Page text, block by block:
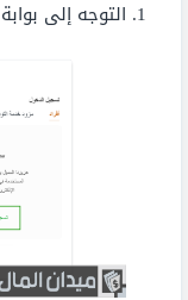
التوجه إلى